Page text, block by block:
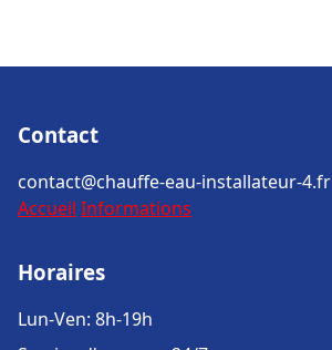
Contact
contact@chauffe-eau-installateur-4.fr
Accueil Informations
Horaires
Lun-Ven: 8h-19h